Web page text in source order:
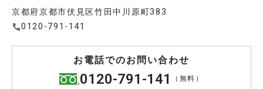
京都府京都市伏見区竹田中川原町383
0120-791-141
お電話でのお問い合わせ
0120-791-141 （無料）